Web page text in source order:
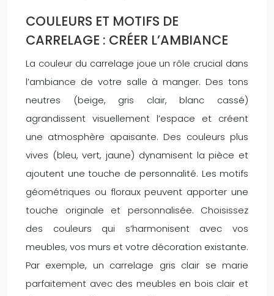
COULEURS ET MOTIFS DE
CARRELAGE : CRÉER L’AMBIANCE
La couleur du carrelage joue un rôle crucial dans
l’ambiance de votre salle à manger. Des tons
neutres (beige, gris clair, blanc cassé)
agrandissent visuellement l’espace et créent
une atmosphère apaisante. Des couleurs plus
vives (bleu, vert, jaune) dynamisent la pièce et
ajoutent une touche de personnalité. Les motifs
géométriques ou floraux peuvent apporter une
touche originale et personnalisée. Choisissez
des couleurs qui s’harmonisent avec vos
meubles, vos murs et votre décoration existante.
Par exemple, un carrelage gris clair se marie
parfaitement avec des meubles en bois clair et